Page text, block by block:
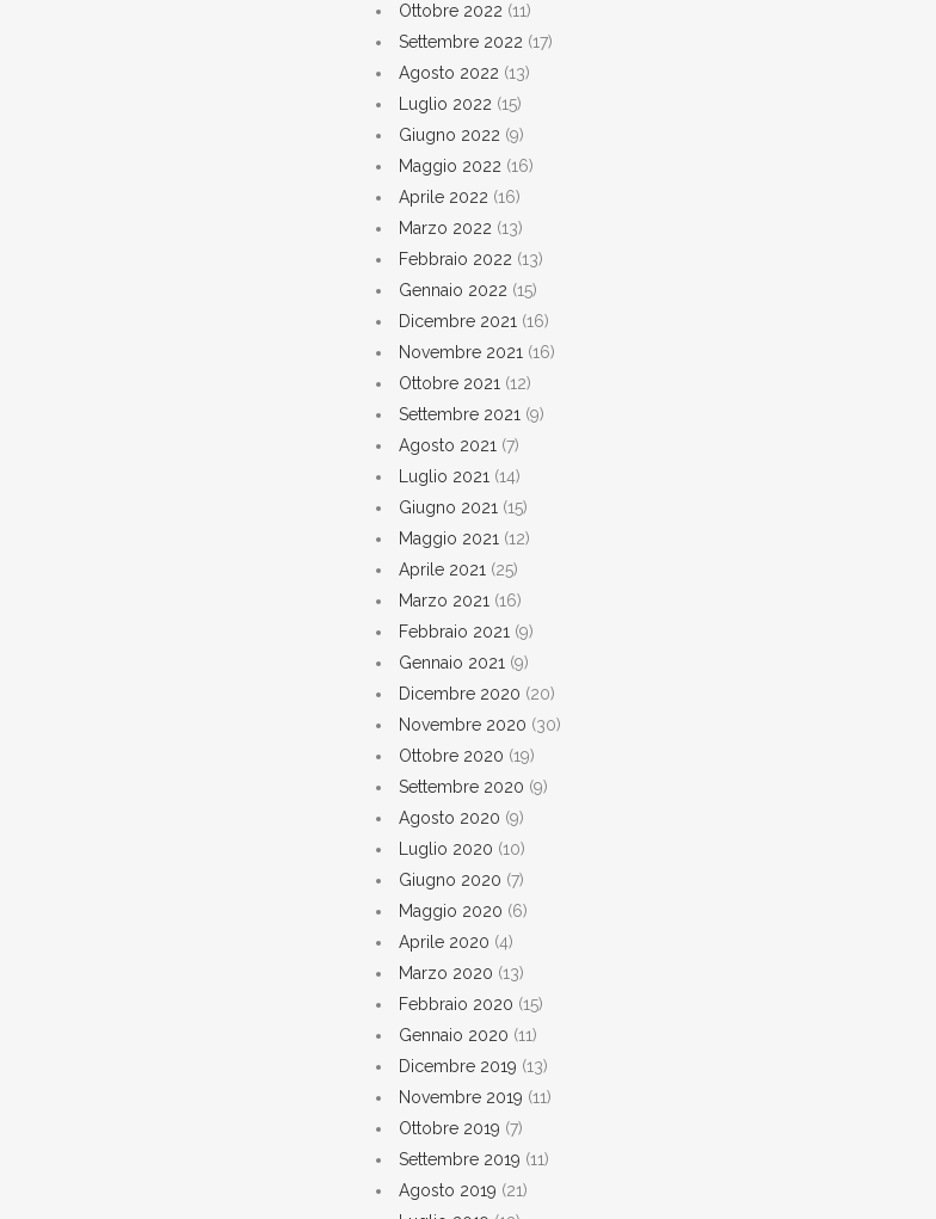
Ottobre 2022 (11)
Settembre 2022 (17)
Agosto 2022 (13)
Luglio 2022 (15)
Giugno 2022 (9)
Maggio 2022 (16)
Aprile 2022 (16)
Marzo 2022 (13)
Febbraio 2022 (13)
Gennaio 2022 (15)
Dicembre 2021 (16)
Novembre 2021 (16)
Ottobre 2021 (12)
Settembre 2021 (9)
Agosto 2021 (7)
Luglio 2021 (14)
Giugno 2021 (15)
Maggio 2021 (12)
Aprile 2021 (25)
Marzo 2021 (16)
Febbraio 2021 (9)
Gennaio 2021 (9)
Dicembre 2020 (20)
Novembre 2020 (30)
Ottobre 2020 (19)
Settembre 2020 (9)
Agosto 2020 (9)
Luglio 2020 (10)
Giugno 2020 (7)
Maggio 2020 (6)
Aprile 2020 (4)
Marzo 2020 (13)
Febbraio 2020 (15)
Gennaio 2020 (11)
Dicembre 2019 (13)
Novembre 2019 (11)
Ottobre 2019 (7)
Settembre 2019 (11)
Agosto 2019 (21)